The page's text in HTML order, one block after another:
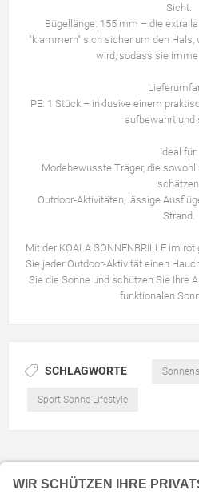
Sicht.
Bügellänge: 155 mm – die extra
"klammern" sich sicher um den Hals,
wird, sodass sie
PE: 1 Stück – inklusive einem
aufbewahrt und
Ideal für:
Modebewusste Träger, die
schätzen.
Outdoor-Aktivitäten, lässige
Strand.
Mit der KOALA SONNENBRILLE im
Sie jeder Outdoor-Aktivität einen
Sie die Sonne und schützen Sie Ihre
funktionalen
SCHLAGWORTE
Sport-Sonne-Lifestyle